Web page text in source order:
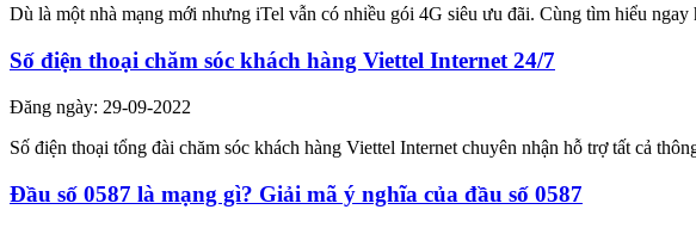
Dù là một nhà mạng mới nhưng iTel vẫn có nhiều gói 4G siêu ưu đãi. Cùng tìm hiểu
Số điện thoại chăm sóc khách hàng Viettel Internet 24/7
Đăng ngày: 29-09-2022
Số điện thoại tổng đài chăm sóc khách hàng Viettel Internet chuyên nhận hỗ trợ tất cả
Đầu số 0587 là mạng gì? Giải mã ý nghĩa của đầu số 0587